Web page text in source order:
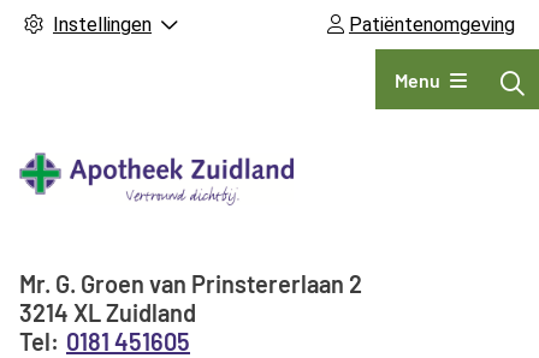
Instellingen Patiëntenomgeving
Hoofdmenu
Menu
Adresgegevens
Mr. G. Groen van Prinstererlaan 2
3214 XLZuidland
0181 451605